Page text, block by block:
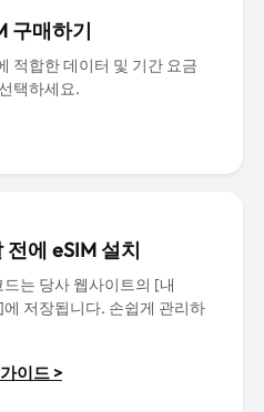
구매하기
적합한 데이터 및 기간 요금
택하세요.
전에 eSIM 설치
드는 당사 웹사이트의 [내
저장됩니다. 손쉽게 관리하
이드 >